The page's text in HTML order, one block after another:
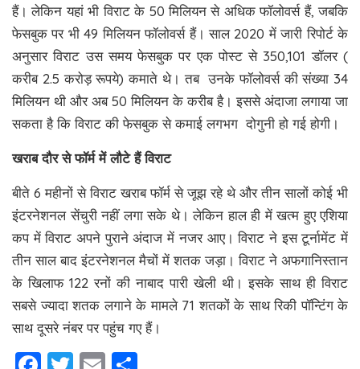
हैं। लेकिन यहां भी विराट के 50 मिलियन से अधिक फॉलोवर्स हैं, जबकि
फेसबुक पर भी 49 मिलियन फॉलोवर्स हैं। साल 2020 में जारी रिपोर्ट के
अनुसार विराट उस समय फेसबुक पर एक पोस्ट से 350,101 डॉलर (
करीब 2.5 करोड़ रूपये) कमाते थे। तब उनके फॉलोवर्स की संख्या 34
मिलियन थी और अब 50 मिलियन के करीब है। इससे अंदाजा लगाया जा
सकता है कि विराट की फेसबुक से कमाई लगभग दोगुनी हो गई होगी।
खराब दौर से फॉर्म में लौटे हैं विराट
बीते 6 महीनों से विराट खराब फॉर्म से जूझ रहे थे और तीन सालों कोई भी
इंटरनेशनल सेंचुरी नहीं लगा सके थे। लेकिन हाल ही में खत्म हुए एशिया
कप में विराट अपने पुराने अंदाज में नजर आए। विराट ने इस टूर्नामेंट में
तीन साल बाद इंटरनेशनल मैचों में शतक जड़ा। विराट ने अफगानिस्तान
के खिलाफ 122 रनों की नाबाद पारी खेली थी। इसके साथ ही विराट
सबसे ज्यादा शतक लगाने के मामले 71 शतकों के साथ रिकी पॉन्टिंग के
साथ दूसरे नंबर पर पहुंच गए हैं।